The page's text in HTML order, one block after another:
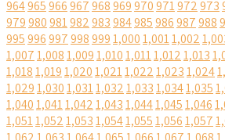
964965966967968969970971972973
979980981982983984985986987988
9959969979989991,0001,0011,002
1,0071,0081,0091,0101,0111,0121,013
1,0181,0191,0201,0211,0221,0231,024
1,0291,0301,0311,0321,0331,0341,035
1,0401,0411,0421,0431,0441,0451,046
1,0511,0521,0531,0541,0551,0561,057